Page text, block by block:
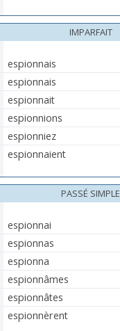
IMPARFAIT
espionnais
espionnais
espionnait
espionnions
espionniez
espionnaient
PASSÉ SIMPLE
espionnai
espionnas
espionna
espionnâmes
espionnâtes
espionnèrent